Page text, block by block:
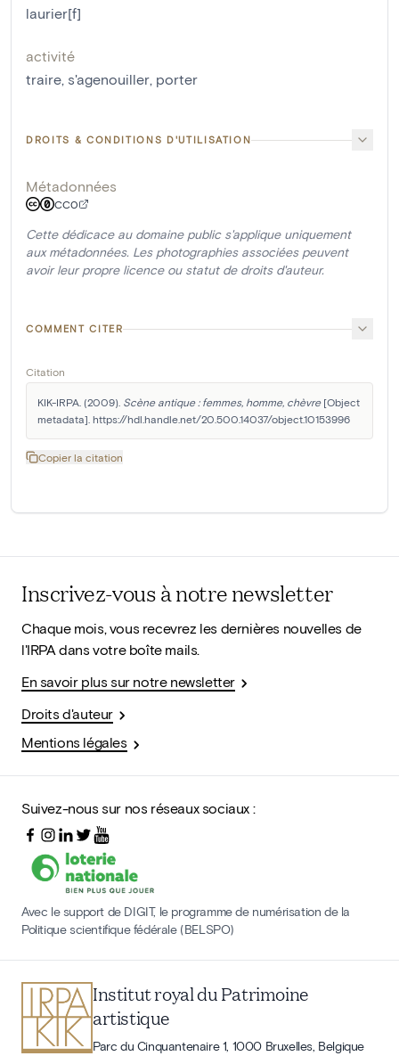
laurier[f]
activité
traire, s'agenouiller, porter
DROITS & CONDITIONS D'UTILISATION
Métadonnées
CC0
Cette dédicace au domaine public s'applique uniquement
aux métadonnées. Les photographies associées peuvent
avoir leur propre licence ou statut de droits d'auteur.
COMMENT CITER
Citation
KIK-IRPA. (2009). Scène antique : femmes, homme, chèvre [Object
metadata]. https://hdl.handle.net/20.500.14037/object.10153996
Copier la citation
Inscrivez-vous à notre newsletter
Chaque mois, vous recevrez les dernières nouvelles de
l'IRPA dans votre boîte mails.
En savoir plus sur notre newsletter
Droits d'auteur
Mentions légales
Suivez-nous sur nos réseaux sociaux :
Avec le support de DIGIT, le programme de numérisation de la
Politique scientifique fédérale (BELSPO)
Institut royal du Patrimoine
artistique
Parc du Cinquantenaire 1, 1000 Bruxelles, Belgique